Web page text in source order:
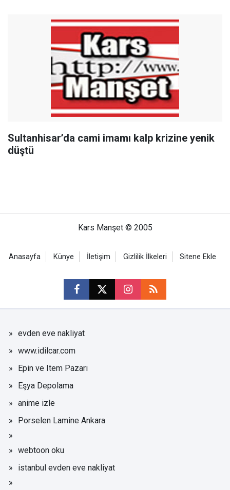
Sultanhisar’da cami imamı kalp krizine yenik
düştü
Kars Manşet © 2005
Anasayfa Künye İletişim Gizlilik İlkeleri Sitene Ekle
evden eve nakliyat
www.idilcar.com
Epin ve Item Pazarı
Eşya Depolama
anime izle
Porselen Lamine Ankara
webtoon oku
istanbul evden eve nakliyat